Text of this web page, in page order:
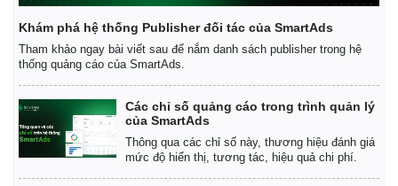
Khởi nghiệp
Tiêu dùng
Tỷ giá
Giá cà phê
Khám phá hệ thống Publisher đối tác của SmartAds
Tham khảo ngay bài viết sau để nắm danh sách publisher trong hệ
thống quảng cáo của SmartAds.
Các chỉ số quảng cáo trong trình quản lý
của SmartAds
Thông qua các chỉ số này, thương hiệu đánh giá
mức độ hiển thị, tương tác, hiệu quả chi phí.